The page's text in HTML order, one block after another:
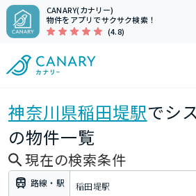
CANARY(カナリー)
物件をアプリでサクサク検索！
(4.8)
神奈川県稲田堤駅でシ
の物件一覧
現在の検索条件
路線・駅 稲田堤駅